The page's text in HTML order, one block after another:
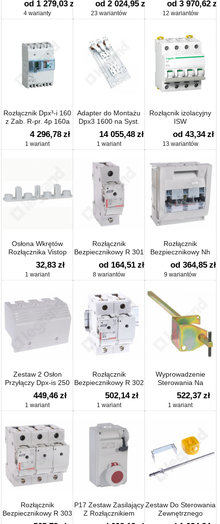
od 1 279,03 zł
4 warianty
od 2 024,95 zł
23 wariantów
od 3 970,62 zł
12 wariantów
Rozłącznik Dpx³-i 160
z Zab. R-pr. 4p 160a
4 296,78 zł
1 wariant
Adapter do Montażu
Dpx3 1600 na Syst.
Szyn 185 Mm, Przył.
Górne
14 055,48 zł
1 wariant
Rozłącnik izolacyjny
ISW
od 43,34 zł
13 wariantów
Osłona Wkrętów
Rozłącznika Vistop
32,83 zł
1 wariant
Rozłącznik
Bezpiecznikowy R 301
od 164,51 zł
8 wariantów
Rozłącznik
Bezpiecznikowy Nh
od 364,85 zł
9 wariantów
Zestaw 2 Osłon
Przyłączy Dpx-is 250
449,46 zł
1 wariant
Rozłącznik
Bezpiecznikowy R 302
502,14 zł
1 wariant
Wyprowadzenie
Sterowania Na
Zewnątrz Vistop 63-
160
522,37 zł
1 wariant
Rozłącznik
Bezpiecznikowy R 303
P17 Zestaw Zasilający
Z Rozłącznikiem
Zestaw Do Sterowania
Zewnętrznego